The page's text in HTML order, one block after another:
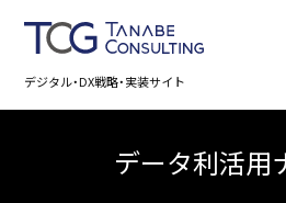
デジタル・DX戦略・実装サイト
データ利活用